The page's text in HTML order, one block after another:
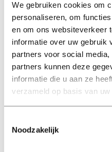
We gebruiken cookies om
personaliseren, om
en om ons websiteverkeer
informatie over uw gebruik
partners voor social
partners kunnen deze
informatie die u aan ze
verzameld op basis van
Noodzakelijk
zo dat als er vandaag een
morgen ook een moet
tijd bekeken willen we
nu.” De universiteit wil
Centers of Excellence
drie onderzoeksinstituten
en TiLEC. Er zit nog twee